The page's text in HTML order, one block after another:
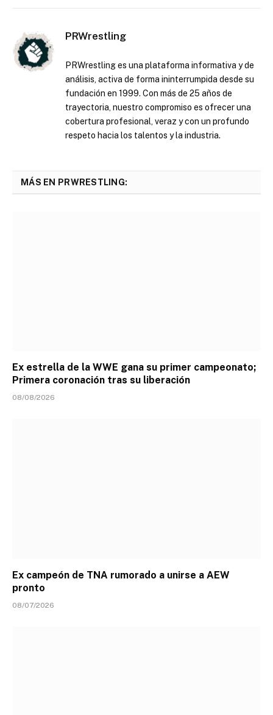
PRWrestling
PRWrestling es una plataforma informativa y de
análisis, activa de forma ininterrumpida desde su
fundación en 1999. Con más de 25 años de
trayectoria, nuestro compromiso es ofrecer una
cobertura profesional, veraz y con un profundo
respeto hacia los talentos y la industria.
MÁS EN PRWRESTLING:
Ex estrella de la WWE gana su primer campeonato;
Primera coronación tras su liberación
08/08/2026
Ex campeón de TNA rumorado a unirse a AEW
pronto
08/07/2026